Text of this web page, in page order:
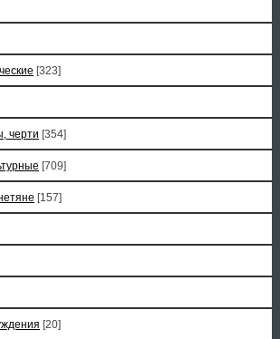
[323]
черти [354]
[709]
[157]
[20]